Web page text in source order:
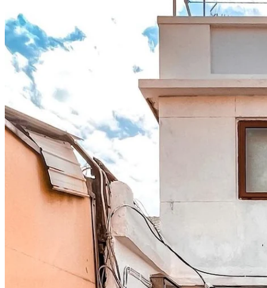
====================
𝐊𝐚𝐜𝐡𝐢𝐦𝐮𝐬𝐡𝐢
呢間位於錦田嘅白色小屋Cafe設有庭院，好日系，周圍景色優
美，好似去咗度假咁！食物方面主打甜品，必試Dutch baby
pancake with ice cream，有多款口味，包括抹茶紅豆，無花
果，藍莓檸檬～即叫即製，熱辣辣！